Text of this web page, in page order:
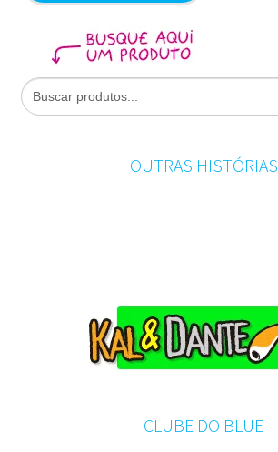
Search
for:
OUTRAS HISTÓRIAS
CLUBE DO BLUE